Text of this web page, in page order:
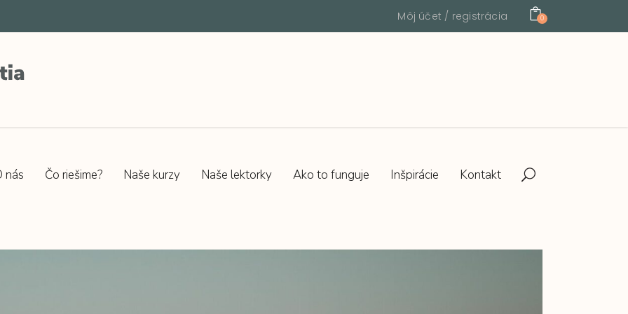
Môj účet / registrácia 0
nás Čo riešime? Naše kurzy Naše lektorky Ako to funguje Inšpirácie Kontakt